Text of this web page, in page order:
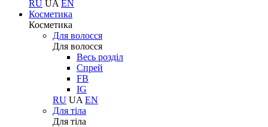
RU UA EN
Косметика
Косметика
Для волосся
Для волосся
Весь розділ
Спрей
FB
IG
RU UA EN
Для тіла
Для тіла